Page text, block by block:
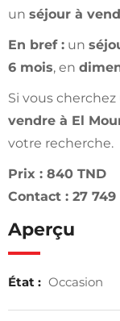
un séjour à
En bref : un
6 mois, en
Si vous cherchez
vendre à El
votre recherche.
Prix : 840 TND
Contact : 27 749
Aperçu
État : Occasion